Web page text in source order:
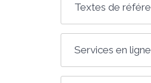
Textes de
Services en